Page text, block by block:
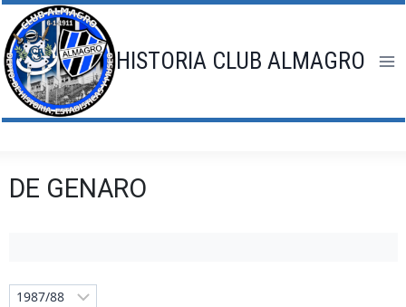
Saltar
al
contenido
HISTORIA CLUB ALMAGRO
DE GENARO